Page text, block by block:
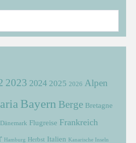
2023 2024 2025 2026 Alpen
Bayern Berge Bretagne
Dänemark Flugreise Frankreich
Hamburg Herbst Italien Kanarische Inseln